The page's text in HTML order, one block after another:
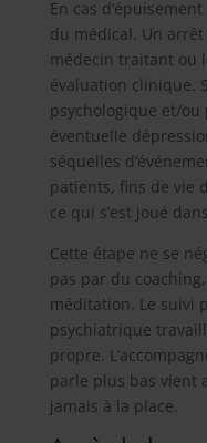
En cas
du médical. Un
médecin traitant ou
évaluation clinique.
psychologique et/
éventuelle
séquelles
patients, fins de vie
ce qui s’est joué
Cette étape ne se
pas par du
méditation. Le suivi
psychiatrique
propre.
parle plus bas vient
jamais à la place.